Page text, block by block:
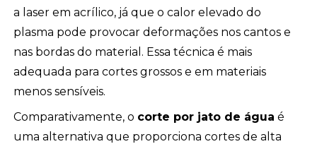
a laser em acrílico, já que o calor elevado do
plasma pode provocar deformações nos cantos e
nas bordas do material. Essa técnica é mais
adequada para cortes grossos e em materiais
menos sensíveis.
Comparativamente, o corte por jato de água é
uma alternativa que proporciona cortes de alta